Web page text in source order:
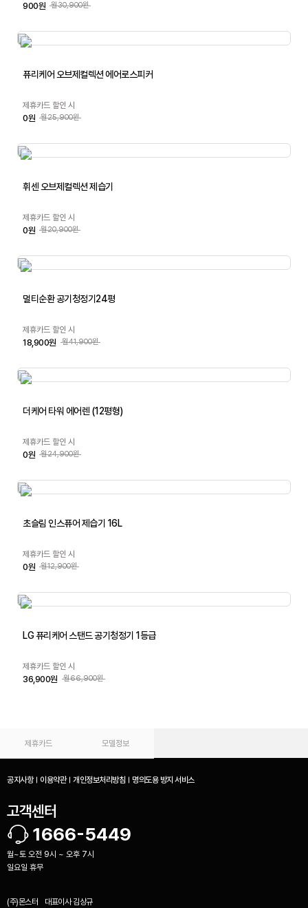
900원 월30,900원
퓨리케어 오브제컬렉션 에어로스피커
제휴카드 할인 시
0원 월25,900원
휘센 오브제컬렉션 제습기
제휴카드 할인 시
0원 월20,900원
멀티순환 공기청정기24평
제휴카드 할인 시
18,900원 월41,900원
더케어 타워 에어렌 (12평형)
제휴카드 할인 시
0원 월24,900원
초슬림 인스퓨어 제습기 16L
제휴카드 할인 시
0원 월12,900원
LG 퓨리케어 스탠드 공기청정기 1등급
제휴카드 할인 시
36,900원 월66,900원
제휴카드 모델정보
공지사항 이용약관 개인정보처리방침 명의도용 방지 서비스
고객센터
1666-5449
월~토 오전 9시 ~ 오후 7시
일요일 휴무
(주)몬스터 대표이사 김상규